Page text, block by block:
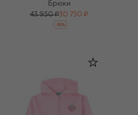
Брюки
43 950 ₽30 750 ₽
-30%